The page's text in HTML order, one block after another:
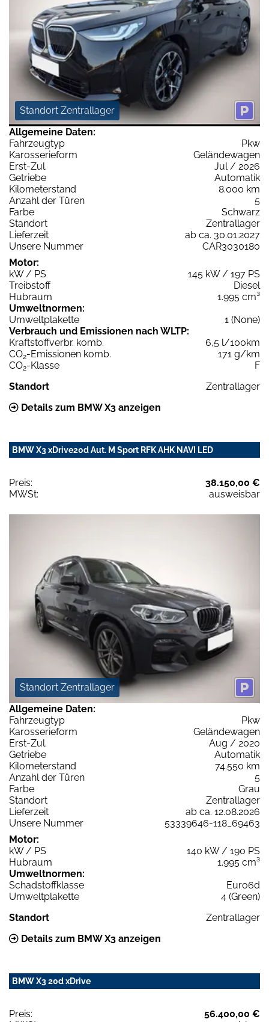
Standort Zentrallager
Allgemeine Daten:
Fahrzeugtyp
Pkw
Karosserieform
Geländewagen
Erst-Zul.
Jul / 2026
Getriebe
Automatik
Kilometerstand
8.000 km
Anzahl der Türen
5
Farbe
Schwarz
Standort
Zentrallager
Lieferzeit
ab ca. 30.01.2027
Unsere Nummer
CAR3030180
Motor:
kW / PS
145 kW / 197 PS
Treibstoff
Diesel
Hubraum
1.995 cm³
Umweltnormen:
Umweltplakette
1 (None)
Verbrauch und Emissionen nach WLTP:
Kraftstoffverbr. komb.
6,5 l/100km
CO2-Emissionen komb.
171 g/km
CO2-Klasse
F
Standort
Zentrallager
Details zum BMW X3 anzeigen
BMW X3 xDrive20d Aut. M Sport RFK AHK NAVI LED
Preis:
38.150,00 €
MWSt:
ausweisbar
Standort Zentrallager
Allgemeine Daten:
Fahrzeugtyp
Pkw
Karosserieform
Geländewagen
Erst-Zul.
Aug / 2020
Getriebe
Automatik
Kilometerstand
74.550 km
Anzahl der Türen
5
Farbe
Grau
Standort
Zentrallager
Lieferzeit
ab ca. 12.08.2026
Unsere Nummer
53339646-118_69463
Motor:
kW / PS
140 kW / 190 PS
Hubraum
1.995 cm³
Umweltnormen:
Schadstoffklasse
Euro6d
Umweltplakette
4 (Green)
Standort
Zentrallager
Details zum BMW X3 anzeigen
BMW X3 20d xDrive
Preis:
56.400,00 €